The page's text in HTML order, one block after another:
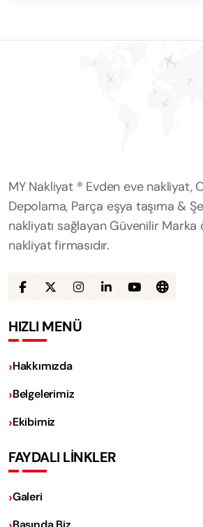
MY Nakliyat ® Evden eve nakliyat,
Depolama, Parça eşya taşıma &
nakliyatı sağlayan Güvenilir Marka
nakliyat firmasıdır.
HIZLI MENÜ
Hakkımızda
Belgelerimiz
Ekibimiz
FAYDALI LİNKLER
Galeri